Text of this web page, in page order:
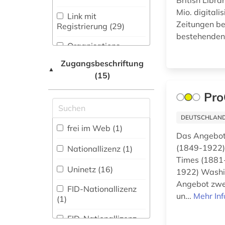
Natur- und
Umweltschutz (1)
Pädagogik (6)
Philosophie (1)
Politologie (91)
Psychologie (0)
Rechtswissenschaft
Romanistik (11)
Slavistik (7)
Soziologie (9)
belfast (1)
belgien (1)
berlin (15)
berliner zeitung (1)
bern (2)
bibliothekswissenschaft
(1)
bilanz (1)
Link mit
Registrierung (29)
Organisations-
Shibboleth
Zugriff vor Ort
▲
Zugangsbeschriftung
(15)
frei im Web (1)
Nationallizenz (1)
Uninetz (16)
FID-Nationallizenz
(1)
FID-Nationallizenz
Mio.
Zeitungen
Das
(1849-
Times
1922)
Angebot
un... Mehr